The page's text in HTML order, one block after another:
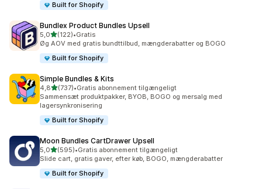
Built for Shopify
Bundlex Product Bundles Upsell
5,0ud af 5 stjerner
(122)
122 anmeldelser i alt
•Gratis
Øg AOV med gratis bundttilbud, mængderabatter og BOGO
Built for Shopify
Simple Bundles & Kits
4,8ud af 5 stjerner
(737)
737 anmeldelser i alt
•Gratis abonnement tilgængeligt
Sammensæt produktpakker, BYOB, BOGO og mersalg med
lagersynkronisering
Built for Shopify
Moon Bundles CartDrawer Upsell
5,0ud af 5 stjerner
(595)
595 anmeldelser i alt
•Gratis abonnement tilgængeligt
Slide cart, gratis gaver, efter køb, BOGO, mængderabatter
Built for Shopify